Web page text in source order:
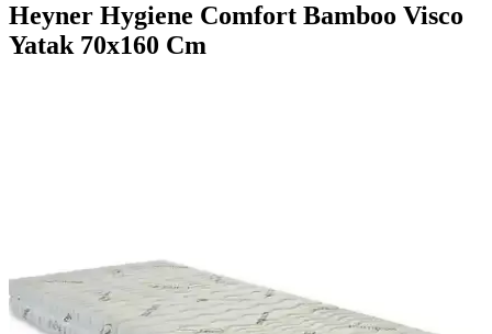
Heyner Hygiene Comfort Bamboo Visco
Yatak 70x160 Cm